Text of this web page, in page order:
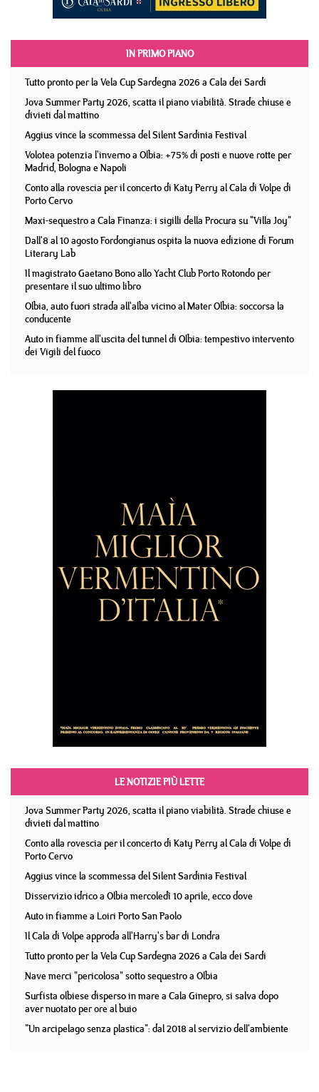
IN PRIMO PIANO
Tutto pronto per la Vela Cup Sardegna 2026 a Cala dei Sardi
Jova Summer Party 2026, scatta il piano viabilità. Strade chiuse e
divieti dal mattino
Aggius vince la scommessa del Silent Sardinia Festival
Volotea potenzia l'inverno a Olbia: +75% di posti e nuove rotte per
Madrid, Bologna e Napoli
Conto alla rovescia per il concerto di Katy Perry al Cala di Volpe di
Porto Cervo
Maxi-sequestro a Cala Finanza: i sigilli della Procura su "Villa Joy"
Dall'8 al 10 agosto Fordongianus ospita la nuova edizione di Forum
Literary Lab
Il magistrato Gaetano Bono allo Yacht Club Porto Rotondo per
presentare il suo ultimo libro
Olbia, auto fuori strada all'alba vicino al Mater Olbia: soccorsa la
conducente
Auto in fiamme all'uscita del tunnel di Olbia: tempestivo intervento
dei Vigili del fuoco
LE NOTIZIE PIÙ LETTE
Jova Summer Party 2026, scatta il piano viabilità. Strade chiuse e
divieti dal mattino
Conto alla rovescia per il concerto di Katy Perry al Cala di Volpe di
Porto Cervo
Aggius vince la scommessa del Silent Sardinia Festival
Disservizio idrico a Olbia mercoledì 10 aprile, ecco dove
Auto in fiamme a Loiri Porto San Paolo
Il Cala di Volpe approda all'Harry's bar di Londra
Tutto pronto per la Vela Cup Sardegna 2026 a Cala dei Sardi
Nave merci "pericolosa" sotto sequestro a Olbia
Surfista olbiese disperso in mare a Cala Ginepro, si salva dopo
aver nuotato per ore al buio
"Un arcipelago senza plastica": dal 2018 al servizio dell'ambiente